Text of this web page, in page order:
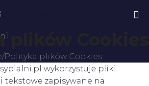
Cookies
Polityka plików Cookies
wykorzystuje pliki
tekstowe zapisywane na